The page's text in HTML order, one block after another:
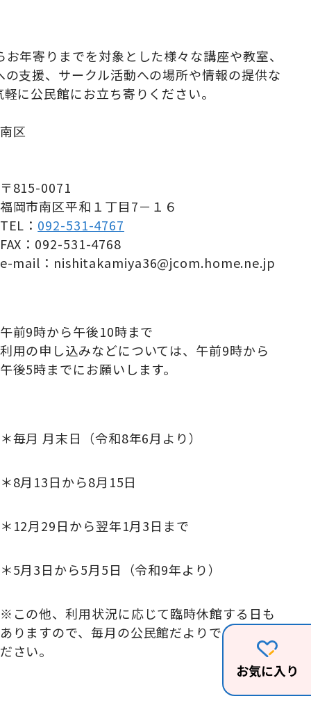
お気に入り
年寄りまでを対象とした様々な講座や教室、
支援、サークル活動への場所や情報の提供な
に公民館にお立ち寄りください。
南区
〒815-0071
福岡市南区平和１丁目7－１６
TEL： 092-531-4767
FAX：092-531-4768
e-mail：nishitakamiya36@jcom.home.ne.jp
午前9時から午後10時まで
利用の申し込みなどについては、午前9時から
午後5時までにお願いします。
＊毎月 月末日（令和8年6月より）
＊8月13日から8月15日
＊12月29日から翌年1月3日まで
＊5月3日から5月5日（令和9年より）
※この他、利用状況に応じて臨時休館する日も
ありますので、毎月の公民館だよりでご確認く
ださい。